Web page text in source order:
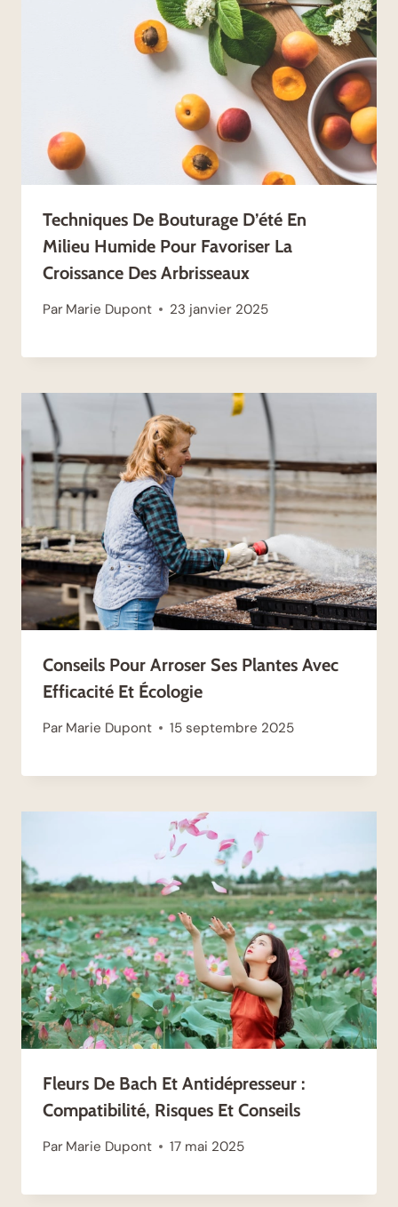
Techniques De Bouturage D’été En
Milieu Humide Pour Favoriser La
Croissance Des Arbrisseaux
Par Marie Dupont 23 janvier 2025
Conseils Pour Arroser Ses Plantes Avec
Efficacité Et Écologie
Par Marie Dupont 15 septembre 2025
Fleurs De Bach Et Antidépresseur :
Compatibilité, Risques Et Conseils
Par Marie Dupont 17 mai 2025